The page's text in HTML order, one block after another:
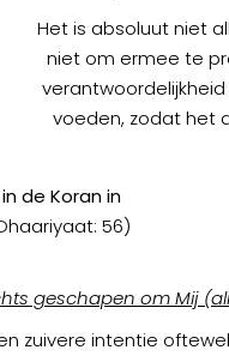
Het is absoluut niet
niet om ermee te
voeden, zodat het
de Koran in
56)
geschapen om Mij
intentie